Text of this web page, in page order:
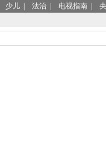
少儿 法治 电视指南